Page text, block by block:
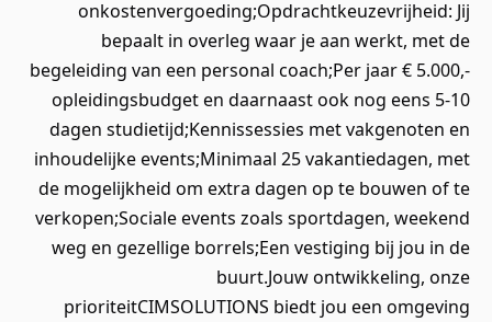
onkostenvergoeding;Opdrachtkeuzevrijheid: Jij
bepaalt in overleg waar je aan werkt, met de
begeleiding van een personal coach;Per jaar € 5.000,-
opleidingsbudget en daarnaast ook nog eens 5-10
dagen studietijd;Kennissessies met vakgenoten en
inhoudelijke events;Minimaal 25 vakantiedagen, met
de mogelijkheid om extra dagen op te bouwen of te
verkopen;Sociale events zoals sportdagen, weekend
weg en gezellige borrels;Een vestiging bij jou in de
buurt.Jouw ontwikkeling, onze
prioriteitCIMSOLUTIONS biedt jou een omgeving